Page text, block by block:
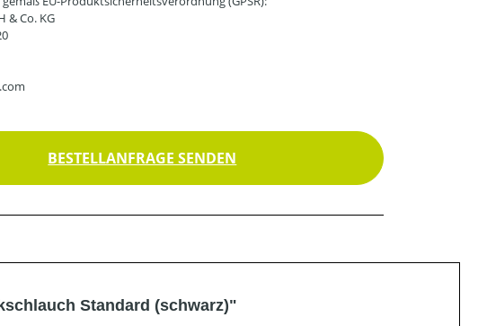
& Co. KG
BESTELLANFRAGE SENDEN
Standard (schwarz)"